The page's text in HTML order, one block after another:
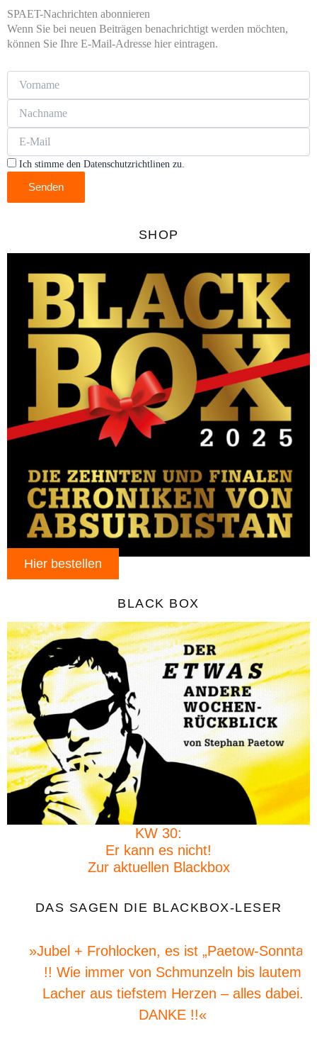
SPAET-Nachrichten abonnieren
Wenn Sie bei neuen Beiträgen benachrichtigt werden möchten,
können Sie Ihre E-Mail-Adresse hier eintragen.
Ich stimme den Datenschutzrichtlinen zu.
Senden
SHOP
Hier bestellen
BLACK BOX
KW 30:
Er kann es nicht!
Zur aktuellen Blackbox
DAS SAGEN DIE BLACKBOX-LESER
»Jubel + Frohlocken, es ist „Paetow-Sonntag“
!! Wie immer von Schmunzeln bis lautem
Lacher aus tiefstem Herzen – alles dabei.
DANKE !!«